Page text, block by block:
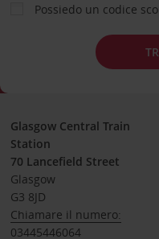
Possiedo un codice
Glasgow Central Train
Station
70 Lancefield Street
Glasgow
G3 8JD
Chiamare il numero:
03445446064